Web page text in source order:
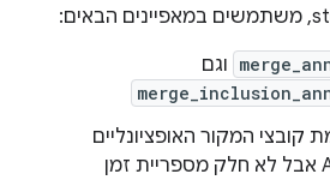
וגם
קובצי המקור האופציונליים
שהם חלק מה-API אבל לא חלק מספריית זמן